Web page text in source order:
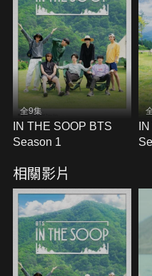
全9集
IN THE SOOP BTS
Season 1
相關影片